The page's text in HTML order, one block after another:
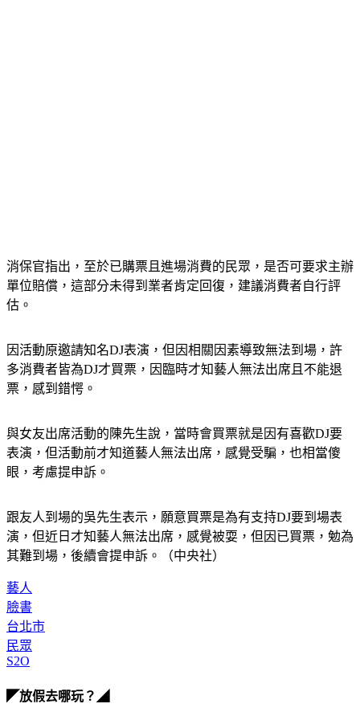
消保官指出，至於已購票且進場消費的民眾，是否可要求主辦
單位賠償，這部分未得到業者肯定回復，建議消費者自行評
估。
因活動原邀請知名DJ表演，但因相關因素導致無法到場，許
多消費者皆為DJ才買票，因臨時才知藝人無法出席且不能退
票，感到錯愕。
與女友出席活動的陳先生說，當時會買票就是因有喜歡DJ要
表演，但活動前才知道藝人無法出席，感覺受騙，也相當傻
眼，考慮提申訴。
跟友人到場的吳先生表示，願意買票是為有支持DJ要到場表
演，但近日才知藝人無法出席，感覺被耍，但因已買票，勉為
其難到場，後續會提申訴。（中央社）
藝人
臉書
台北市
民眾
S2O
◤放假去哪玩？◢